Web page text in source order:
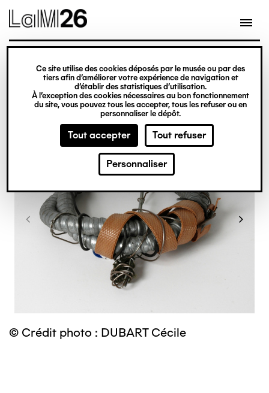
Gestion des cookies
Ce site utilise des cookies déposés par le musée ou par des
tiers afin d’améliorer votre expérience de navigation et
d’établir des statistiques d’utilisation.
À l’exception des cookies nécessaires au bon fonctionnement
du site, vous pouvez tous les accepter, tous les refuser ou en
personnaliser le dépôt.
Tout accepter Tout refuser
Personnaliser
contenu
© Crédit photo : DUBART Cécile